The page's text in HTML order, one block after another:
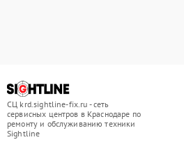
СЦ krd.sightline-fix.ru - сеть
сервисных центров в Краснодаре по
ремонту и обслуживанию техники
Sightline